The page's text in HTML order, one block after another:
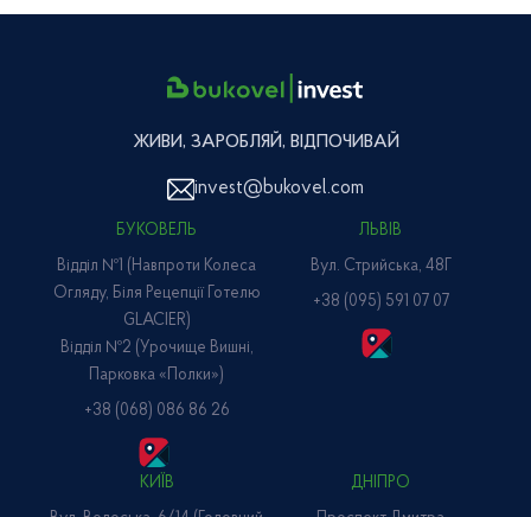
ЖИВИ, ЗАРОБЛЯЙ, ВІДПОЧИВАЙ
invest@bukovel.com
БУКОВЕЛЬ
Відділ №1 (навпроти Колеса
Огляду, Біля Рецепції Готелю
GLACIER)
Відділ №2 (Урочище Вишні,
Парковка «Полки»)
+38 (068) 086 86 26
ЛЬВІВ
Вул. Стрийська, 48Г
+38 (095) 591 07 07
КИЇВ ДНІПРО